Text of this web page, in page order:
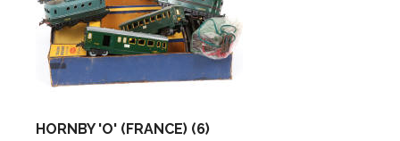
HORNBY 'O' (FRANCE) (6)